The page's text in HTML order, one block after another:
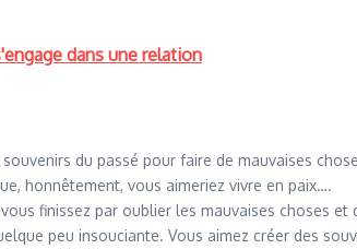
dans une relation
du passé pour faire de mauvaises
honnêtement, vous aimeriez vivre en paix….
finissez par oublier les mauvaises choses et
peu insouciante. Vous aimez créer des